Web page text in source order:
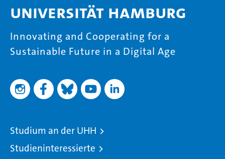
Universität Hamburg
Innovating and Cooperating for a
Sustainable Future in a Digital Age
Studium an der UHH
Studieninteressierte